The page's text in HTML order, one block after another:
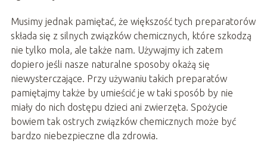
Musimy jednak pamiętać, że większość tych preparatorów
składa się z silnych związków chemicznych, które szkodzą
nie tylko mola, ale także nam. Używajmy ich zatem
dopiero jeśli nasze naturalne sposoby okażą się
niewysterczające. Przy używaniu takich preparatów
pamiętajmy także by umieścić je w taki sposób by nie
miały do nich dostępu dzieci ani zwierzęta. Spożycie
bowiem tak ostrych związków chemicznych może być
bardzo niebezpieczne dla zdrowia.